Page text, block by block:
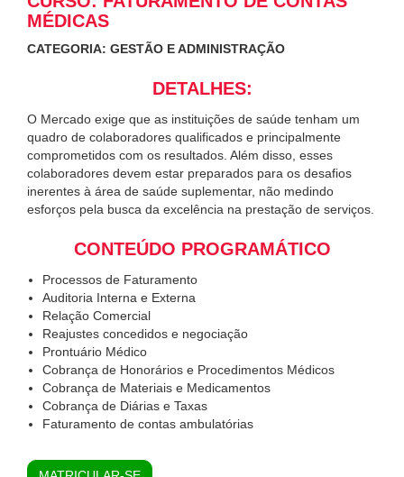
MÉDICAS
CATEGORIA: GESTÃO E ADMINISTRAÇÃO
DETALHES:
O Mercado exige que as instituições de saúde tenham um
quadro de colaboradores qualificados e principalmente
comprometidos com os resultados. Além disso, esses
colaboradores devem estar preparados para os desafios
inerentes à área de saúde suplementar, não medindo
esforços pela busca da excelência na prestação de serviços.
CONTEÚDO PROGRAMÁTICO
Processos de Faturamento
Auditoria Interna e Externa
Relação Comercial
Reajustes concedidos e negociação
Prontuário Médico
Cobrança de Honorários e Procedimentos Médicos
Cobrança de Materiais e Medicamentos
Cobrança de Diárias e Taxas
Faturamento de contas ambulatórias